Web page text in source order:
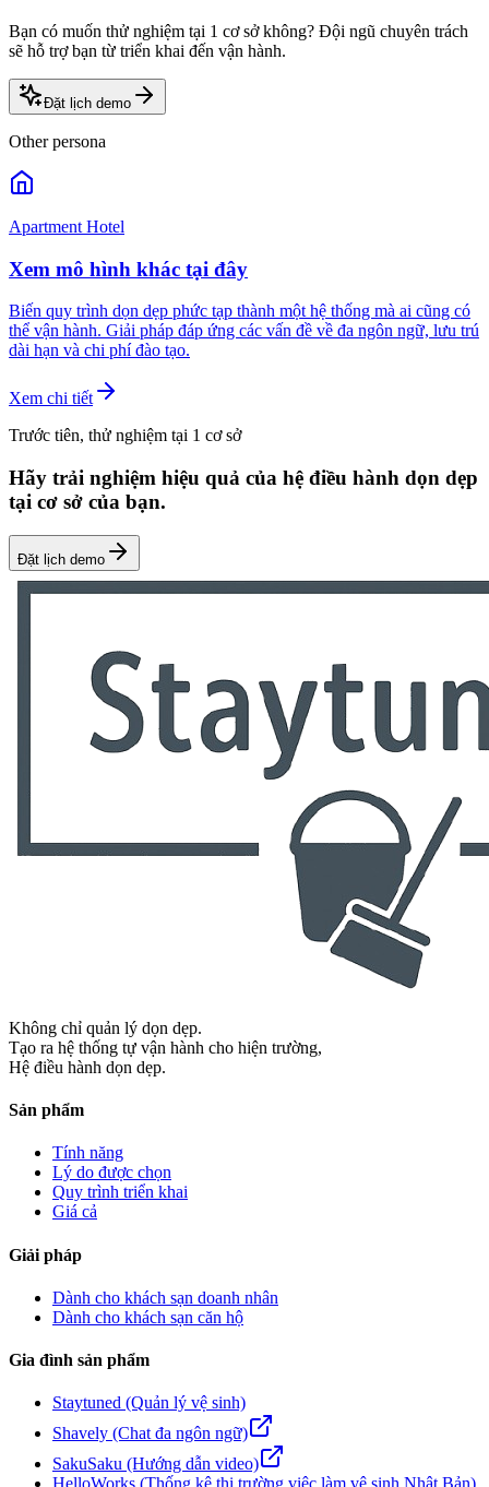
Bạn có muốn thử nghiệm tại 1 cơ sở không? Đội ngũ chuyên trách
sẽ hỗ trợ bạn từ triển khai đến vận hành.
Đặt lịch demo
Other persona
Apartment Hotel
Xem mô hình khác tại đây
Biến quy trình dọn dẹp phức tạp thành một hệ thống mà ai cũng có
thể vận hành. Giải pháp đáp ứng các vấn đề về đa ngôn ngữ, lưu trú
dài hạn và chi phí đào tạo.
Xem chi tiết
Trước tiên, thử nghiệm tại 1 cơ sở
Hãy trải nghiệm hiệu quả của hệ điều hành dọn dẹp
tại cơ sở của bạn.
Đặt lịch demo
Không chỉ quản lý dọn dẹp.
Tạo ra hệ thống tự vận hành cho hiện trường,
Hệ điều hành dọn dẹp.
Sản phẩm
Tính năng
Lý do được chọn
Quy trình triển khai
Giá cả
Giải pháp
Dành cho khách sạn doanh nhân
Dành cho khách sạn căn hộ
Gia đình sản phẩm
Staytuned (Quản lý vệ sinh)
Shavely (Chat đa ngôn ngữ)
SakuSaku (Hướng dẫn video)